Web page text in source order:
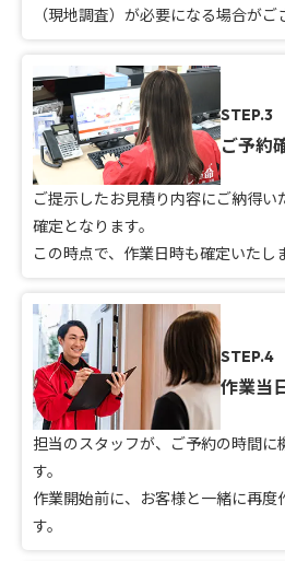
（現地調査）が必要になる場合がご
STEP.3
ご予約
ご提示したお見積り内容にご納得
確定となります。
この時点で、作業日時も確定いたし
STEP.4
作業当
担当のスタッフが、ご予約の時間に
す。
作業開始前に、お客様と一緒に再度
す。